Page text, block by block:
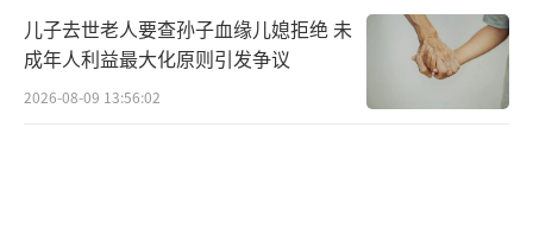
儿子去世老人要查孙子血缘儿媳拒绝 未
成年人利益最大化原则引发争议
2026-08-09 13:56:02